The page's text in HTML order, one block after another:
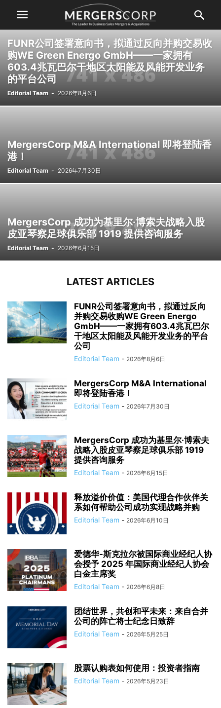
FUNR公司签署意向书，拟通过反向并购交易收
购WE Green Energo GmbH——一家拥有
603.4兆瓦巴尔干地区太阳能及风能开发业务
的平台公司
Editorial Team - 2026年8月6日
MergersCorp M&A International 即将登陆香
港！
Editorial Team - 2026年7月30日
MergersCorp 成功为基里尔·博索夫战略入股
皮亚琴察足球俱乐部 1919 提供咨询服务
Editorial Team - 2026年6月15日
LATEST ARTICLES
FUNR公司签署意向书，拟通过反向
并购交易收购WE Green Energo
GmbH——一家拥有603.4兆瓦巴尔
干地区太阳能及风能开发业务的平台
公司
Editorial Team - 2026年8月6日
MergersCorp M&A International
即将登陆香港！
Editorial Team - 2026年7月30日
MergersCorp 成功为基里尔·博索夫
战略入股皮亚琴察足球俱乐部 1919
提供咨询服务
Editorial Team - 2026年6月15日
释放溢价价值：美国代理合作伙伴关
系如何帮助公司成功实现战略并购
Editorial Team - 2026年6月10日
爱德华-斯克拉尔被国际商业经纪人协
会授予 2025 年国际商业经纪人协会
白金主席奖
Editorial Team - 2026年6月8日
团结世界，共创和平未来：来自合并
公司的阵亡将士纪念日致辞
Editorial Team - 2026年5月25日
股票认购表如何使用：投资者指南
Editorial Team - 2026年5月23日